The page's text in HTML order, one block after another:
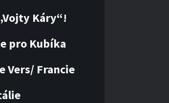
Káry“!
pro Kubíka
Vers/ Francie